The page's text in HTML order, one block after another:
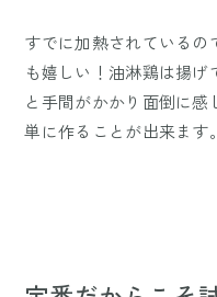
すでに加熱されているの
も嬉しい！油淋鶏は揚
と手間がかかり面倒に
単に作ることが出来ます。